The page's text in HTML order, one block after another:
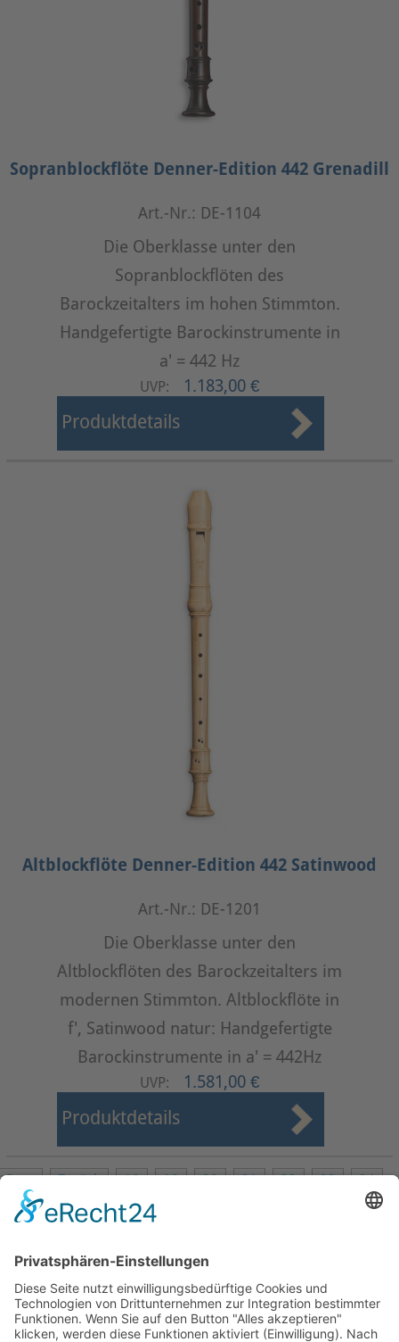
Sopranblockflöte Denner-Edition 442 Grenadill
Art.-Nr.: DE-1104
Die Oberklasse unter den
Sopranblockflöten des
Barockzeitalters im hohen Stimmton.
Handgefertigte Barockinstrumente in
a' = 442 Hz
UVP: 1.183,00 €
Produktdetails
Altblockflöte Denner-Edition 442 Satinwood
Art.-Nr.: DE-1201
Die Oberklasse unter den
Altblockflöten des Barockzeitalters im
modernen Stimmton. Altblockflöte in
f', Satinwood natur: Handgefertigte
Barockinstrumente in a' = 442Hz
UVP: 1.581,00 €
Produktdetails
Start Zurück 18 19 20 21 22 23
24
Seite 25 von 27
Mollenhauer Adresse